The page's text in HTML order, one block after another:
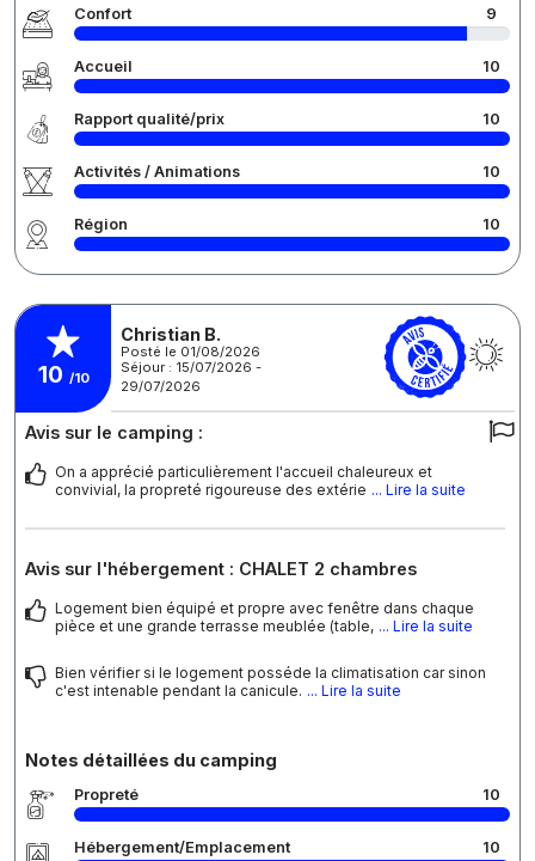
Confort 9
Accueil 10
Rapport qualité/prix 10
Activités / Animations 10
Région 10
10 /10
Christian B.
Posté le 01/08/2026
Séjour : 15/07/2026 -
29/07/2026
Avis sur le camping :
On a apprécié particulièrement l'accueil chaleureux et
convivial, la propreté rigoureuse des extérie ... Lire la suite
Avis sur l'hébergement : CHALET 2 chambres
Logement bien équipé et propre avec fenêtre dans chaque
pièce et une grande terrasse meublée (table, ... Lire la suite
Bien vérifier si le logement posséde la climatisation car sinon
c'est intenable pendant la canicule. ... Lire la suite
Notes détaillées du camping
Propreté 10
Hébergement/Emplacement 10